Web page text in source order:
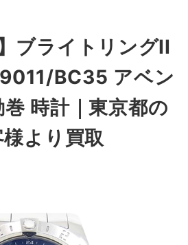
ブライトリングII
BC35 アベン
時計｜東京都の
より買取